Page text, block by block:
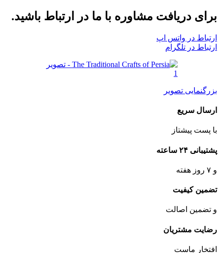
برای دریافت مشاوره با ما در ارتباط باشید.
ارتباط در واتس اپ
ارتباط در تلگرام
بزرگنمایی تصویر
ارسال سریع
با پست پیشتاز
پشتیبانی ۲۴ ساعته
و ۷ روز هفته
تضمین کیفیت
و تضمین اصالت
رضایت مشتریان
افتخار ماست